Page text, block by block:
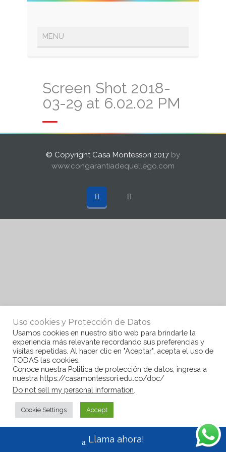
Screen Shot 2018-
03-29 at 6.02.02 PM
© Copyright Casa Montessori 2017 by
www.congarantiadequellego.com
Uso cookies y Protección de Datos
Usamos cookies en nuestro sitio web para brindarle la
experiencia más relevante recordando sus preferencias y
visitas repetidas. Al hacer clic en "Aceptar", acepta el uso de
TODAS las cookies.
Conoce nuestra Politica de protección de datos, ingresa a
nuestra https://casamontessori.edu.co/doc/
Do not sell my personal information
Cookie Settings Accept
Llama ahora!